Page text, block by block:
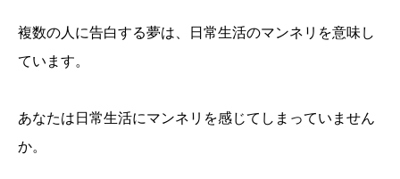
複数の人に告白する夢は、日常生活のマンネリを意味し
ています。
あなたは日常生活にマンネリを感じてしまっていません
か。